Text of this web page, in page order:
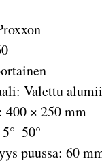
Valettu
400 × 250 mm
puussa: 60